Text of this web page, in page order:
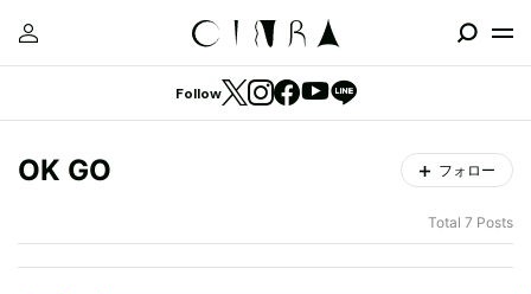
Follow
OK GO フォロー
Total 7 Posts